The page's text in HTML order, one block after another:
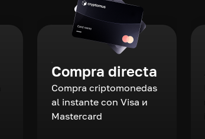
Compra directa
Compra criptomonedas
al instante con Visa и
Mastercard